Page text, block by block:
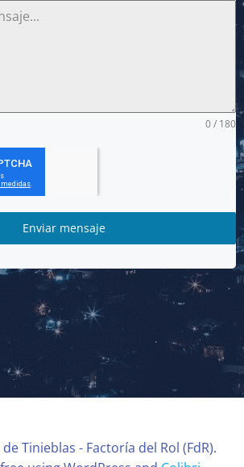
0 / 180
Enviar mensaje
Tinieblas - Factoría del Rol (FdR).